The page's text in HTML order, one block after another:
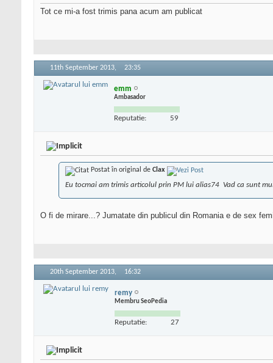
Tot ce mi-a fost trimis pana acum am publicat
11th September 2013, 23:35
emm
Ambasador
Reputatie: 59
Postat în original de Clax
Eu tocmai am trimis articolul prin PM lui alias74 Vad ca sunt
O fi de mirare...? Jumatate din publicul din Romania e de sex
20th September 2013, 16:32
remy
Membru SeoPedia
Reputatie: 27